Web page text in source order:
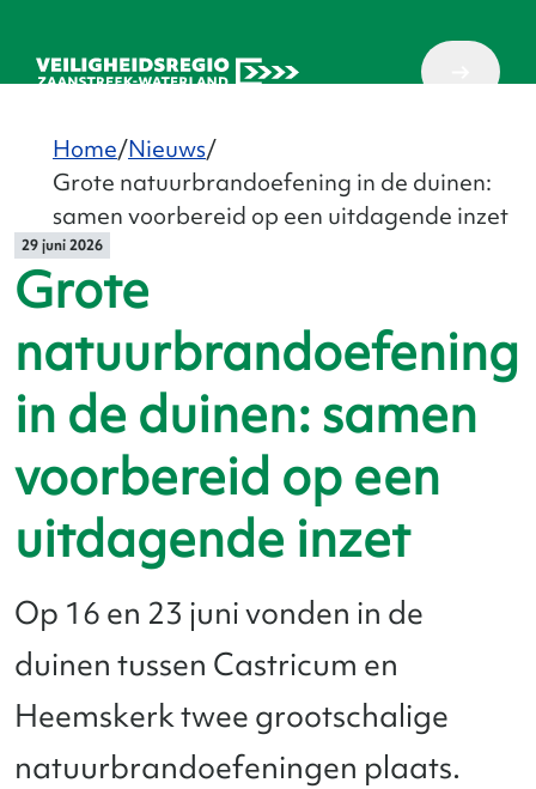
Home Nieuws
Grote natuurbrandoefening in de duinen:
samen voorbereid op een uitdagende inzet
Grote
natuurbrandoefening
in de duinen: samen
voorbereid op een
uitdagende inzet
29 juni 2026
Op 16 en 23 juni vonden in de
duinen tussen Castricum en
Heemskerk twee grootschalige
natuurbrandoefeningen plaats.